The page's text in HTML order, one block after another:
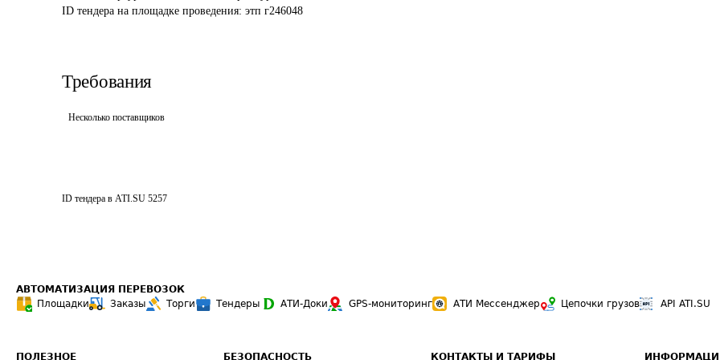
ID тендера на площадке проведения: этп г246048
Требования
Несколько поставщиков
ID тендера в ATI.SU 5257
АВТОМАТИЗАЦИЯ ПЕРЕВОЗОК
Площадки
Заказы Торги Тендеры АТИ-Доки GPS-мониторинг АТИ Мессенджер Цепочки грузов API ATI.SU
ПОЛЕЗНОЕ БЕЗОПАСНОСТЬ КОНТАКТЫ И ТАРИФЫ